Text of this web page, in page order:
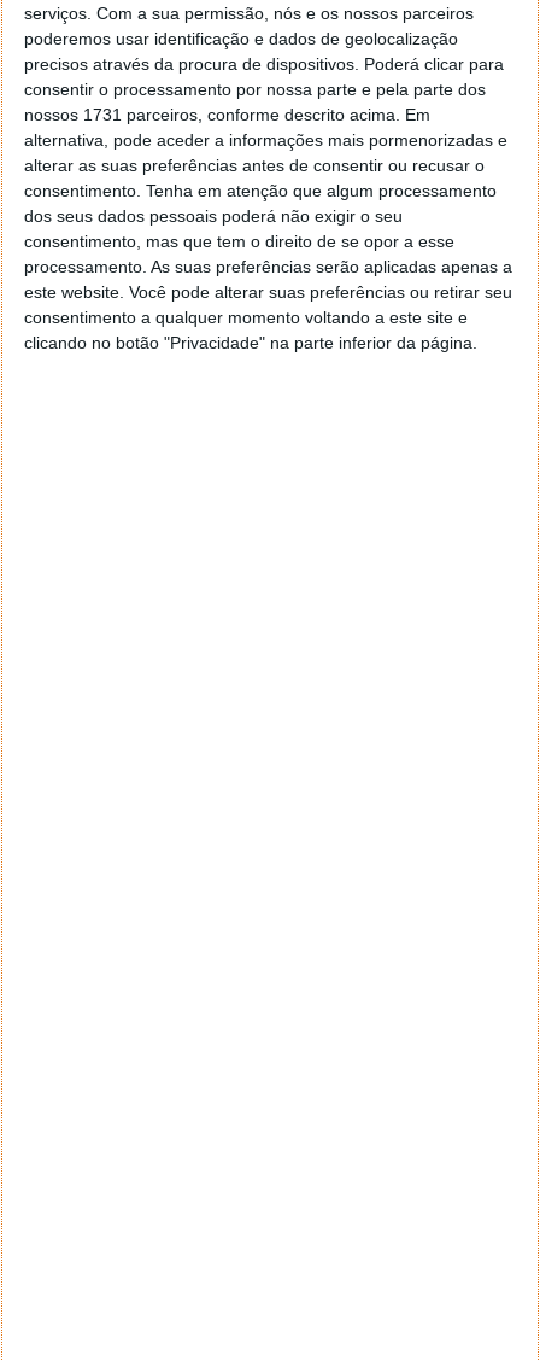
serviços. Com a sua permissão, nós e os nossos parceiros
poderemos usar identificação e dados de geolocalização
precisos através da procura de dispositivos. Poderá clicar para
consentir o processamento por nossa parte e pela parte dos
nossos 1731 parceiros, conforme descrito acima. Em
alternativa, pode aceder a informações mais pormenorizadas e
alterar as suas preferências antes de consentir ou recusar o
consentimento. Tenha em atenção que algum processamento
dos seus dados pessoais poderá não exigir o seu
consentimento, mas que tem o direito de se opor a esse
processamento. As suas preferências serão aplicadas apenas a
este website. Você pode alterar suas preferências ou retirar seu
consentimento a qualquer momento voltando a este site e
clicando no botão "Privacidade" na parte inferior da página.